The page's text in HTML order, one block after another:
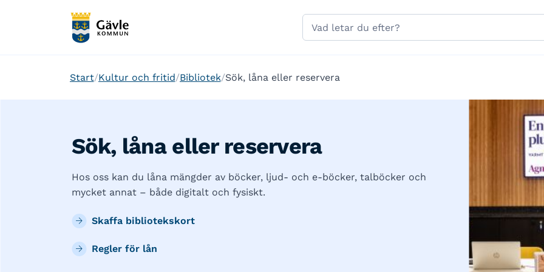
Sök
på
Start Kultur och fritid Bibliotek Sök, låna eller reservera
Sök, låna eller reservera
Hos oss kan du låna mängder av böcker, ljud- och e-böcker, talböcker och
mycket annat – både digitalt och fysiskt.
Skaffa bibliotekskort
Regler för lån